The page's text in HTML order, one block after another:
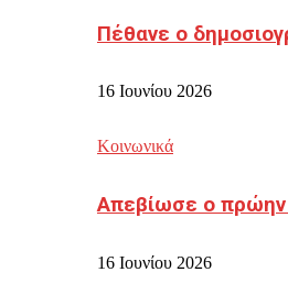
Πέθανε ο
16 Ιουνίου 2026
Κοινωνικά
Απεβίωσε ο πρώην
16 Ιουνίου 2026